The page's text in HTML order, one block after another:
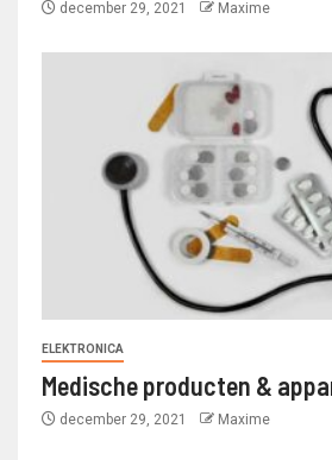
december 29, 2021 Maxime
ELEKTRONICA
Medische producten &
december 29, 2021 Maxime